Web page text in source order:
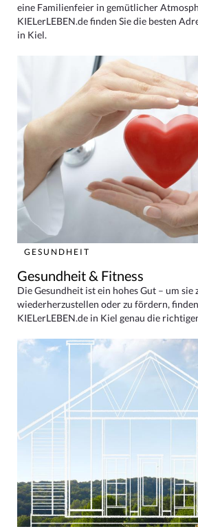
eine Familienfeier in gemütlicher
KIELerLEBEN.de finden Sie die besten
in Kiel.
GESUNDHEIT
Gesundheit & Fitness
Die Gesundheit ist ein hohes Gut – um sie
wiederherzustellen oder zu fördern,
KIELerLEBEN.de in Kiel genau die